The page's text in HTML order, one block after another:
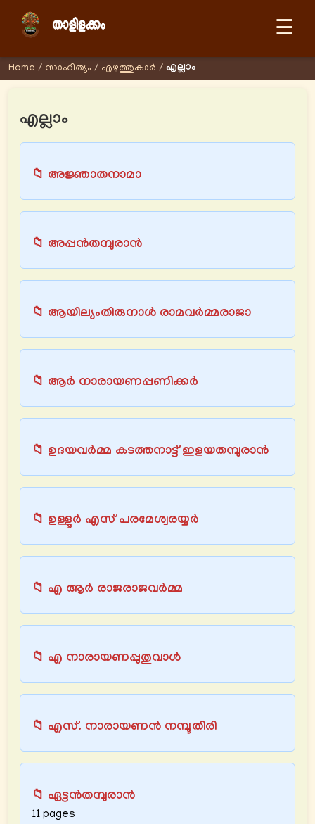
☰
Home / സാഹിത്യം / എഴുത്തുകാര്‍ / എല്ലാം
എല്ലാം
📁 അജ്ഞാതനാമാ
📁 അപ്പന്‍തമ്പുരാന്‍
📁 ആയില്യംതിരുനാള്‍ രാമവര്‍മ്മരാജാ
📁 ആർ നാരായണപ്പണിക്കർ
📁 ഉദയവർമ്മ കടത്തനാട്ട് ഇളയതമ്പുരാൻ
📁 ഉള്ളൂർ എസ് പരമേശ്വരയ്യര്‍
📁 എ ആർ രാജരാജവർമ്മ
📁 എ നാരായണപ്പുതുവാള്‍
📁 എസ്. നാരായണൻ നമ്പൂതിരി
📁 ഏട്ടൻതമ്പുരാൻ
11 pages